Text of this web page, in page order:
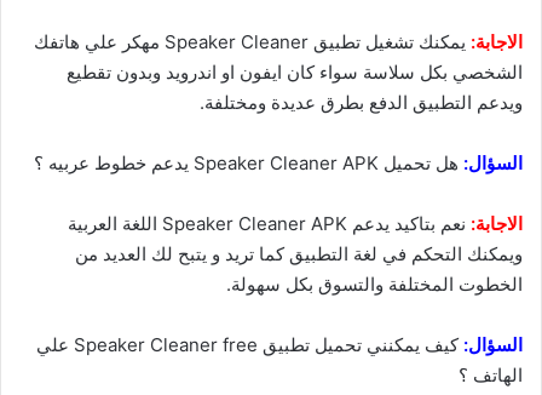
الاجابة:
يمكنك تشغيل تطبيق Speaker Cleaner مهكر علي هاتفك
الشخصي بكل سلاسة سواء كان ايفون او اندرويد وبدون تقطيع
ويدعم التطبيق الدفع بطرق عديدة ومختلفة.
السؤال: هل تحميل Speaker Cleaner APK يدعم خطوط عربيه ؟
الاجابة:
نعم بتاكيد يدعم Speaker Cleaner APK اللغة العربية
ويمكنك التحكم في لغة التطبيق كما تريد و يتبح لك العديد من
الخطوت المختلفة والتسوق بكل سهولة.
السؤال:
كيف يمكنني تحميل تطبيق Speaker Cleaner free علي
الهاتف ؟